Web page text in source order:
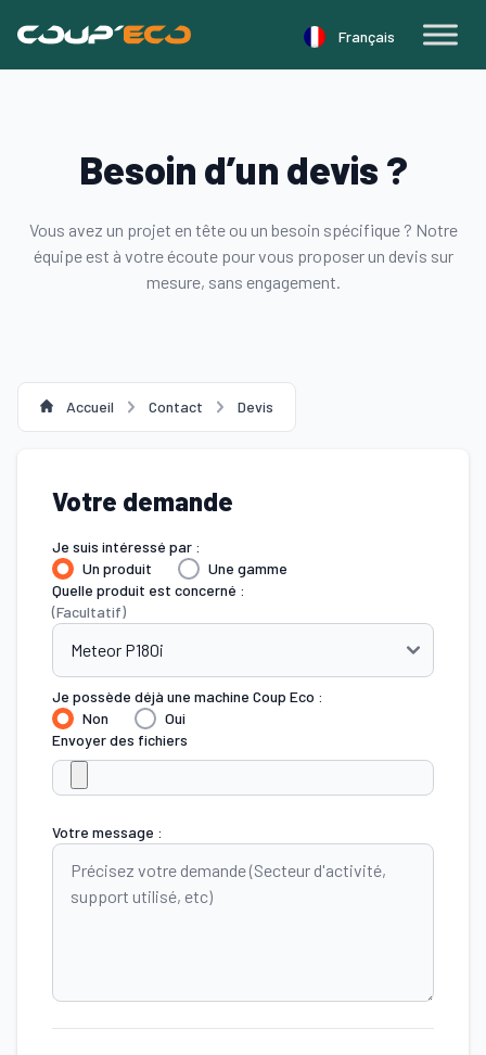
Français
Besoin d’un devis ?
Vous avez un projet en tête ou un besoin spécifique ? Notre
équipe est à votre écoute pour vous proposer un devis sur
mesure, sans engagement.
Accueil Contact Devis
Votre demande
Je suis intéressé par :
Un produit
Une gamme
Quelle produit est concerné :
(Facultatif)
Je possède déjà une machine Coup Eco :
Non
Oui
Envoyer des fichiers
Votre message :